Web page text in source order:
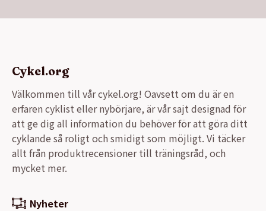
Cykel.org
Välkommen till vår cykel.org! Oavsett om du är en
erfaren cyklist eller nybörjare, är vår sajt designad för
att ge dig all information du behöver för att göra ditt
cyklande så roligt och smidigt som möjligt. Vi täcker
allt från produktrecensioner till träningsråd, och
mycket mer.
Nyheter